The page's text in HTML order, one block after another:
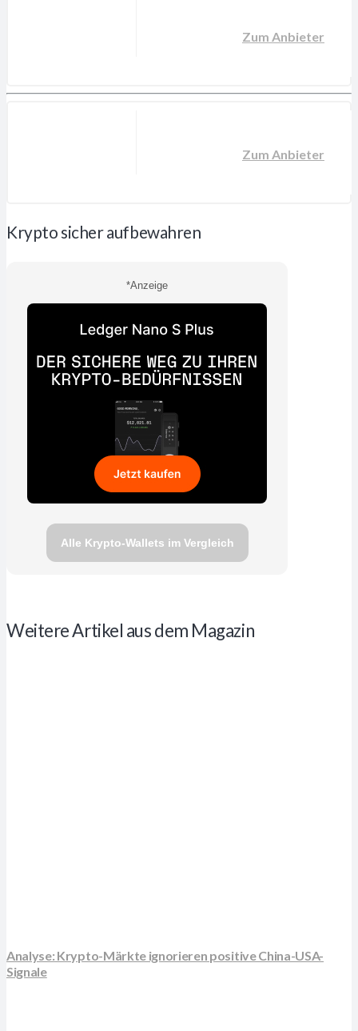
Zum Anbieter
Zum Anbieter
Krypto sicher aufbewahren
*Anzeige
Alle Krypto-Wallets im Vergleich
Weitere Artikel aus dem Magazin
Analyse: Krypto-Märkte ignorieren positive China-USA-
Signale